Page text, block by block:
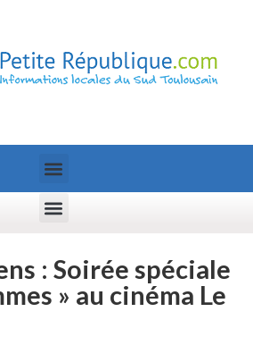
: Soirée spéciale
» au cinéma Le